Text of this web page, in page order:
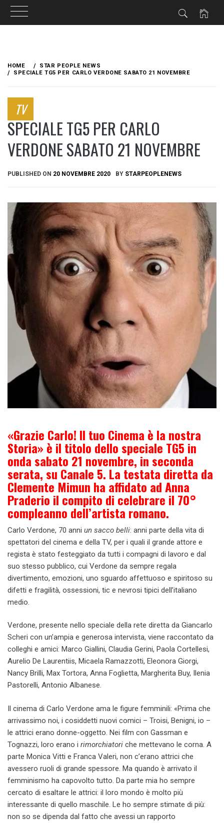
content
HOME
STAR PEOPLE NEWS
SPECIALE TG5 PER CARLO VERDONE SABATO 21 NOVEMBRE
TV
SPECIALE TG5 PER CARLO
VERDONE SABATO 21 NOVEMBRE
PUBLISHED ON 20 NOVEMBRE 2020 BY STARPEOPLENEWS
«Grazie Carlo! Il tuo Cinema è la nostra
Storia» è il titolo dello speciale TG5 in
onda sabato 21 novembre, in seconda
serata, su Canale 5. La testata diretta da
Clemente Mimun ha affidato ad Anna
Praderio il compito di celebrare il 70°
compleanno dell’artista romano.
Carlo Verdone, 70 anni un sacco belli: anni parte della vita di
spettatori del cinema e della TV, per i quali il grande attore e
regista è stato festeggiato da tutti i compagni di lavoro e dal
suo stesso pubblico, cui Verdone da sempre regala
divertimento, emozioni, uno sguardo affettuoso e spiritoso su
difetti e fragilità, ossessioni, tic e nevrosi tipici dell’italiano
medio.
Verdone, presente nello speciale della rete diretta da Giancarlo
Scheri con un’ampia e generosa intervista, viene raccontato da
colleghi e amici: Marco Giallini, Claudia Gerini, Paola Cortellesi,
Aurelio De Laurentiis, Micaela Ramazzotti, Eleonora Giorgi,
Nancy Brilli, Max Tortora, Anna Foglietta, Margherita Buy, Ilenia
Pastorelli, Antonio Albanese.
Il cinema di Carlo Verdone ama le figure femminili: «Prima che
arrivassimo noi, i cosiddetti nuovi comici – Troisi, Benigni, io –
le attrici erano donne-oggetto. Nei film con Gassman e
Tognazzi, loro erano i rimorchiatori che mettevano le corna. A
parte Monica Vitti e Franca Valeri, non c’erano attrici che
avessero ruoli di grande spessore. Ma quando è arrivato il
femminismo ha capovolto tutto. Da parte mia ho sempre
cercato di esaltare le attrici: il loro mondo è molto più
interessante di quello maschile. Le ho sempre stimate di più:
non so se dipenda dal fatto che avessi un rapporto